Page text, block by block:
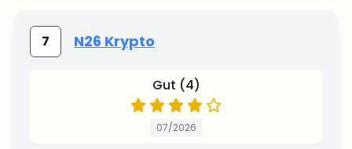
7 N26 Krypto
Gut (4)
07/2026